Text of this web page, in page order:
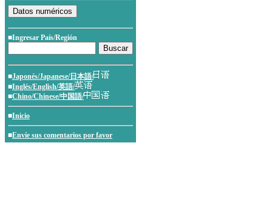
■Ingresar País/Región
■Japonés/Japanese/日本語/
■Inglés/English/英語/
■Chino/Chinese/中国語/
■Inicio
■Envíe sus comentarios por favor